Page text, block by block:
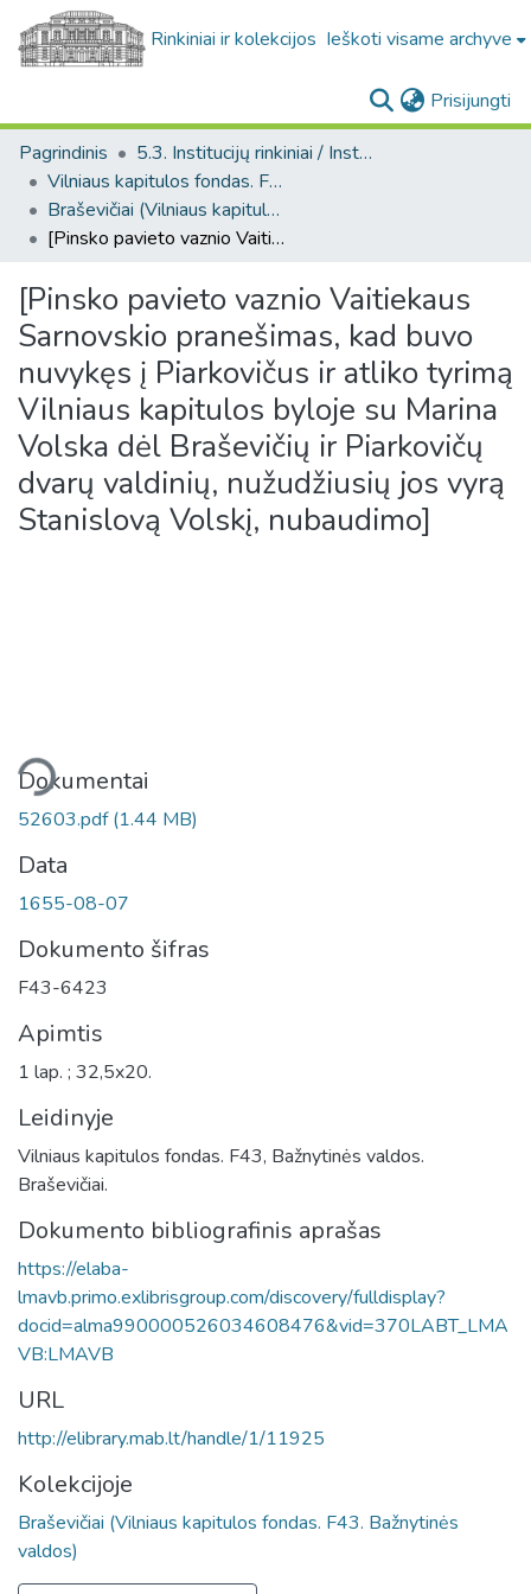
Rinkiniai ir kolekcijos Ieškoti visame archyve
Prisijungti
Pagrindinis
5.3. Institucijų rinkiniai / Institutional collections
Vilniaus kapitulos fondas. F43
Braševičiai (Vilniaus kapitulos fondas. F43. Bažnytinės valdos)
[Pinsko pavieto vaznio Vaitiekaus Sarnovskio pranešimas, kad buvo nuvykęs į Piarkovičus ir atliko tyrimą Vilniaus kapitulos byloje su Marina Volska dėl Braševičių ir Piarkovičų dvarų valdinių, nužudžiusių jos vyrą Stanislovą Volskį, nubaudimo]
[Pinsko pavieto vaznio Vaitiekaus
Sarnovskio pranešimas, kad buvo
nuvykęs į Piarkovičus ir atliko tyrimą
Vilniaus kapitulos byloje su Marina
Volska dėl Braševičių ir Piarkovičų
dvarų valdinių, nužudžiusių jos vyrą
Stanislovą Volskį, nubaudimo]
Dokumentai
52603.pdf(1.44 MB)
Data
1655-08-07
Dokumento šifras
F43-6423
Apimtis
1 lap. ; 32,5x20.
Leidinyje
Vilniaus kapitulos fondas. F43, Bažnytinės valdos.
Braševičiai.
Dokumento bibliografinis aprašas
https://elaba-
lmavb.primo.exlibrisgroup.com/discovery/fulldisplay?
docid=alma990000526034608476&vid=370LABT_LMA
VB:LMAVB
URL
http://elibrary.mab.lt/handle/1/11925
Kolekcijoje
Braševičiai (Vilniaus kapitulos fondas. F43. Bažnytinės
valdos)